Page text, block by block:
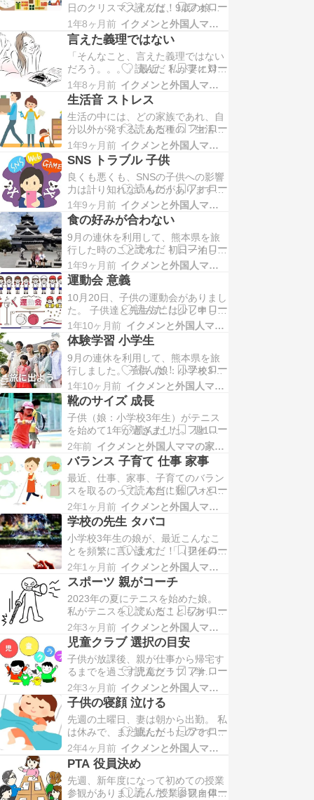
した。 結果は、インフルエンザA型
陽性。 翌日29…
日のクリスマスイブは、9歳の娘に
プレゼントを準備しておく必要があ
りましたが、週末が休日出勤になっ
てしまったため、プレゼントを注文
したり買いに行ったりする時間が無
かったのです。 タイミング良く24
日は振替休日となったので、苦肉の
策として、娘をモー…
1年8ヶ月前 イクメンと外国人ママの家族日記
言えた義理ではない
「そんなこと、言えた義理ではない
だろう。。。」 最近、私が妻に対し
てよく思う事です。 私の妻は、いわ
ゆる「片づけられない女」。 家事は
さぼりがち、後片づけをせず、ゴミ
は放置、整理整頓が苦手で、いつも
忘れ物ばかり。「この人の管理能力
って、一体どうなってるの？」と不
思議に思ってしまい…
1年8ヶ月前 イクメンと外国人ママの家族日記
生活音 ストレス
生活の中には、どの家族であれ、自
分以外が発する、ある種の「生活
音」が存在すると思います。 朝、目
覚めれば、妻や子供が身支度をし
て、朝食を取り、そして、職場や学
校に行く慌ただしい音がします。
夜、帰宅すれば、やはり、妻と子供
が夕食を取り、おしゃべりしたり、
入浴したりと、就寝するまで…
1年9ヶ月前 イクメンと外国人ママの家族日記
SNS トラブル 子供
良くも悪くも、SNSの子供への影響
力は計り知れないものがあります。
妻が子供（娘：現小学校3年生／9
歳）にタブレットを与えたのは、子
供が4歳の時。私の記憶が正しけれ
ば、スマホを与えたのは、小学校1
年生の時だったでしょうか。 子供が
スマホ使用について、「1日1時間」
という約束を守る…
1年9ヶ月前 イクメンと外国人ママの家族日記
食の好みが合わない
9月の連休を利用して、熊本県を旅
行した時のことです。 初日一泊し
て、二日目の朝に、ホテルの朝食を
取りました。 朝食はビュッフェスタ
イル（バイキング）で、熊本県の食
材を含めて、和洋中の豊富なメニュ
ーが揃っていました。 テーブルにつ
いた後、私、妻、9歳の娘が、それ
ぞれトレイを持って、…
1年9ヶ月前 イクメンと外国人ママの家族日記
運動会 意義
10月20日、子供の運動会がありまし
た。 子供達と先生方には少し申し訳
ないのですが、令和の時代の運動会
は、昭和の運動会を経験している私
のような世代にとっては、実に味気
ないものに見えてしまいます。 昭和
の運動会は、「午前の部 → 昼食 →
午後の部」という日程でした。 学年
ごとの徒…
1年10ヶ月前 イクメンと外国人ママの家族日記
体験学習 小学生
9月の連休を利用して、熊本県を旅
行しました。 子供（娘：小学校3年
生）がいるので、遊園地や動物園な
ど娘のリクエストに応えたため、ほ
ぼ子供中心の旅行日程となりまし
た。 日程の中で、私がどうしても子
供を連れて行きたかったのが『らく
のうマザーズ 阿蘇ミルク牧場』。
ここ『阿蘇ミルク牧場…
1年10ヶ月前 イクメンと外国人ママの家族日記
靴のサイズ 成長
子供（娘：小学校3年生）がテニス
を始めて1年が過ぎました。 週1回
のクラスなので、なかなか急成長と
はいかないものの、スポーツに親し
み楽しむという目的は充分に果たせ
ているかなと思っています。 テニス
コートでしか会えないお友達もでき
ているようだし、娘も楽しんでいる
ので、もう少し続ける…
2年前 イクメンと外国人ママの家族日記
バランス 子育て 仕事 家事
最近、仕事、家事、子育てのバラン
スを取るのって、本当に難しいと痛
感しています。 私と妻は、どちらも
正社員雇用の共働き。 妻は介護士で
シフト制。私は日勤職場なのです
が、船貿易の仕事なので、船の入港
時間に合わせて出勤します。 子供は
一人娘で、小学校3年生。 朝、私が
出勤のため家を出る…
2年1ヶ月前 イクメンと外国人ママの家族日記
学校の先生 タバコ
小学校3年生の娘が、最近こんなこ
とを頻繁に言います。 「（担任の）
先生は、昼休みの時間に、いつも隠
れてタバコを吸ってる！」 近年の健
康志向により、タバコは社会的に許
容されなくなってきました。 特に、
第一種施設である学校では「敷地内
禁煙」が2019年7月1日に施行さ
れ、2020年4…
2年1ヶ月前 イクメンと外国人ママの家族日記
スポーツ 親がコーチ
2023年の夏にテニスを始めた娘。
私がテニスをしていることもあり、
娘にテニスを勧めたのがキッカケで
始めました。 現在は、週に1回90分
のレッスンを受けています。 子供に
スポーツを体験させて、スポーツの
楽しさとか、達成感、健康、スポー
ツを通したお友達作り等々を経験し
てくれれば良い…
2年3ヶ月前 イクメンと外国人ママの家族日記
児童クラブ 選択の目安
子供が放課後、親が仕事から帰宅す
るまでを過ごす児童クラブ（学
童）。 父親も母親もフルタイム勤務
という事が主な入会理由ですが、夫
婦共働きが普通になった現代社会で
は、児童クラブは無くてならないも
のだと思います。 就労証明書を毎年
提出、料金が発生する等、良いこと
ばかりではありませんが、…
2年3ヶ月前 イクメンと外国人ママの家族日記
子供の寝顔 泣ける
先週の土曜日、妻は朝から出勤。 私
は休みで、まだ眠たかったのです
が、そろそろ起きようかなと思って
いました。 すると、8歳の娘が私の
ベッドにもぐりこんできて、再びグ
ーグー寝始めました。 「おいおい、
まだ寝るつもりなのかな？」と思い
2年4ヶ月前 イクメンと外国人ママの家族日記
PTA 役員決め
先週、新年度になって初めての授業
参観がありました。 授業参観自体は